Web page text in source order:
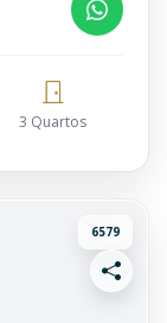
3 Quartos
6579